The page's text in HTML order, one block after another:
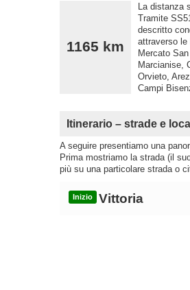
1165 km
La distanza
Tramite
descritto
attraverso le
Mercato
Marcianise,
Orvieto,
Campi
Itinerario – strade e
A seguire presentiamo una
Prima mostriamo la strada (il
più su una particolare strada o
Inizio Vittoria